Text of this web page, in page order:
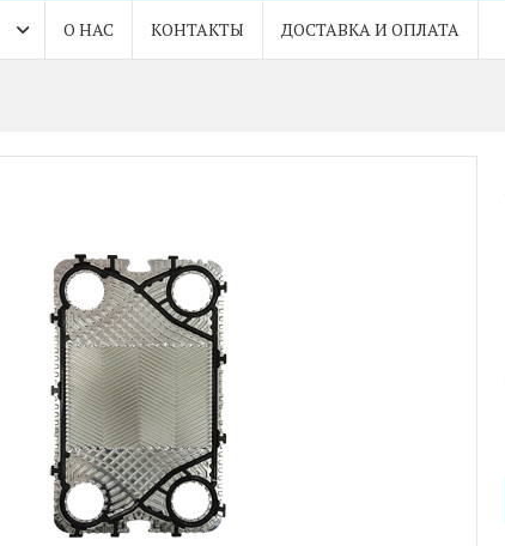
О НАС КОНТАКТЫ ДОСТАВКА И ОПЛАТА